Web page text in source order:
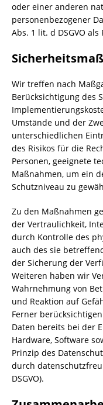
oder einer anderen
personenbezogener
Abs. 1 lit. d DSGVO
Wir treffen nach
Berücksichtigung des
Umstände und der
unterschiedlichen
des Risikos für die
Personen, geeignete
Maßnahmen, um ein
Schutzniveau zu
Zu den Maßnahmen
der Vertraulichkeit,
durch Kontrolle des
auch des sie
der Sicherung der
Weiteren haben wir
Wahrnehmung von
und Reaktion auf
Ferner
Daten bereits bei der
Hardware, Software
Prinzip des
durch
DSGVO).